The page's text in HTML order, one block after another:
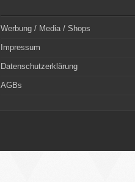
Werbung / Media / Shops
Impressum
Datenschutzerklärung
AGBs